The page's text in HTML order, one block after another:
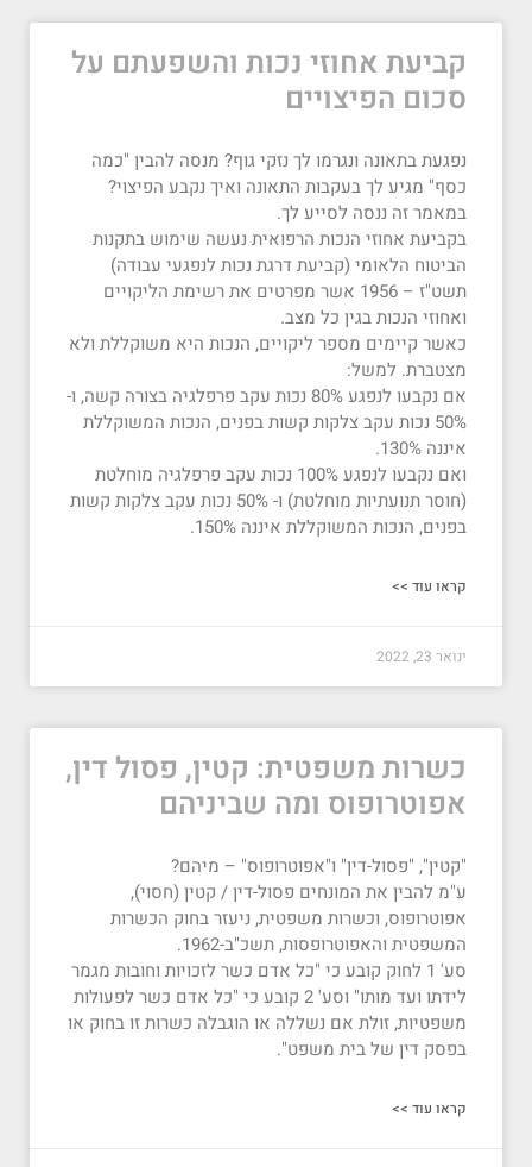
קביעת אחוזי נכות והשפעתם על
סכום הפיצויים
נפגעת בתאונה ונגרמו לך נזקי גוף? מנסה להבין "כמה
כסף" מגיע לך בעקבות התאונה ואיך נקבע הפיצוי?
במאמר זה ננסה לסייע לך.
בקביעת אחוזי הנכות הרפואית נעשה שימוש בתקנות
הביטוח הלאומי (קביעת דרגת נכות לנפגעי עבודה)
תשט"ז – 1956 אשר מפרטים את רשימת הליקויים
ואחוזי הנכות בגין כל מצב.
כאשר קיימים מספר ליקויים, הנכות היא משוקללת ולא
מצטברת. למשל:
אם נקבעו לנפגע 80% נכות עקב פרפלגיה בצורה קשה, ו-
50% נכות עקב צלקות קשות בפנים, הנכות המשוקללת
איננה 130%.
ואם נקבעו לנפגע 100% נכות עקב פרפלגיה מוחלטת
(חוסר תנועתיות מוחלטת) ו- 50% נכות עקב צלקות קשות
בפנים, הנכות המשוקללת איננה 150%.
קראו עוד >>
ינואר 23, 2022
כשרות משפטית: קטין, פסול דין,
אפוטרופוס ומה שביניהם
"קטין", "פסול-דין" ו"אפוטרופוס" – מיהם?
ע"מ להבין את המונחים פסול-דין / קטין (חסוי),
אפוטרופוס, וכשרות משפטית, ניעזר בחוק הכשרות
המשפטית והאפוטרופסות, תשכ"ב-1962.
סע' 1 לחוק קובע כי "כל אדם כשר לזכויות וחובות מגמר
לידתו ועד מותו" וסע' 2 קובע כי "כל אדם כשר לפעולות
משפטיות, זולת אם נשללה או הוגבלה כשרות זו בחוק או
בפסק דין של בית משפט".
קראו עוד >>